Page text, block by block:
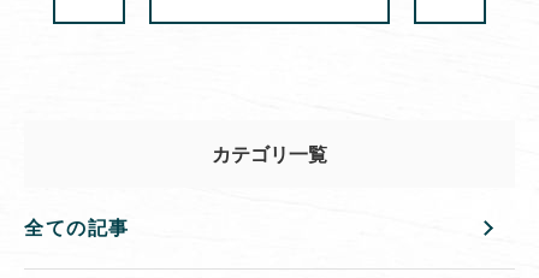
カテゴリ一覧
全ての記事